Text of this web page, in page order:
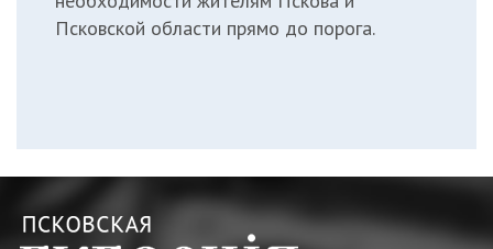
Псковской области прямо до порога.